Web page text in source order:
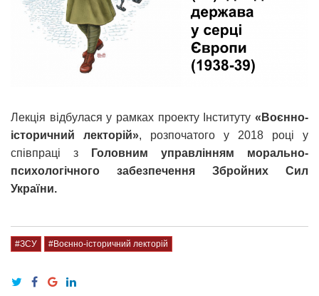
Лекція відбулася у рамках проекту Інституту «Воєнно-
історичний лекторій», розпочатого у 2018 році у
співпраці з
Головним управлінням морально-
психологічного забезпечення Збройних Сил
України.
#ЗСУ #Воєнно-історичний лекторій